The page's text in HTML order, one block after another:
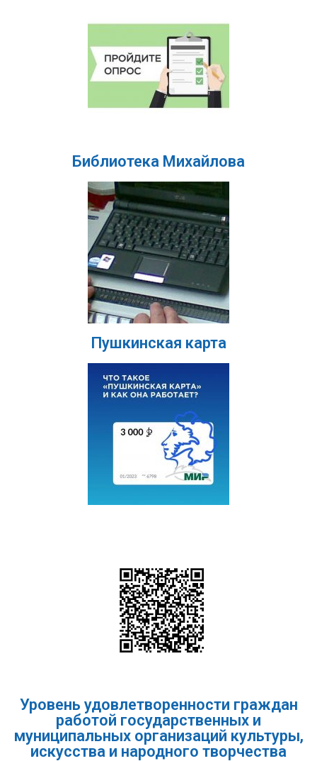
Библиотека Михайлова
Пушкинская карта
Уровень удовлетворенности граждан
работой государственных и
муниципальных организаций культуры,
искусства и народного творчества